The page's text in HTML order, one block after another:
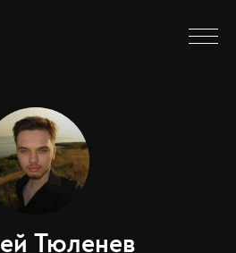
Тюленев